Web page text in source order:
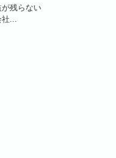
残らない
社...